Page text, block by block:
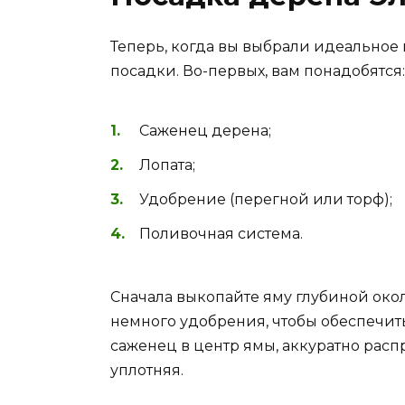
Теперь, когда вы выбрали
посадки. Во-первых, вам понадобятся:
Саженец дерена;
Лопата;
Удобрение (перегной или торф);
Поливочная система.
Сначала выкопайте яму глубиной
немного удобрения, чтобы
саженец в центр ямы, аккуратно
уплотняя.